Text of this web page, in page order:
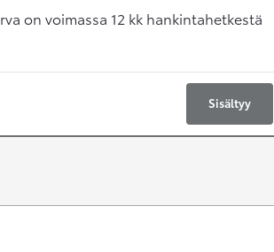
on voimassa 12 kk hankintahetkestä
Sisältyy